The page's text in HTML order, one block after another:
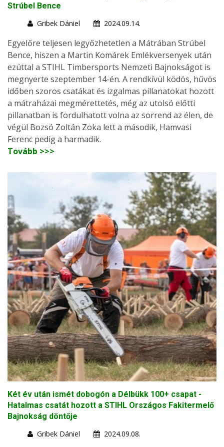
Strúbel Bence
Gribek Dániel
2024.09.14.
Egyelőre teljesen legyőzhetetlen a Mátrában Strúbel
Bence, hiszen a Martin Komárek Emlékversenyek után
ezúttal a STIHL Timbersports Nemzeti Bajnokságot is
megnyerte szeptember 14-én. A rendkívül ködös, hűvös
időben szoros csatákat és izgalmas pillanatokat hozott
a mátraházai megmérettetés, még az utolsó előtti
pillanatban is fordulhatott volna az sorrend az élen, de
végül Bozsó Zoltán Zoka lett a második, Hamvasi
Ferenc pedig a harmadik.
Tovább >>>
Két év után ismét dobogón a Délbükk 100+ csapat -
Hatalmas csatát hozott a STIHL Országos Fakitermelő
Bajnokság döntője
Gribek Dániel
2024.09.08.